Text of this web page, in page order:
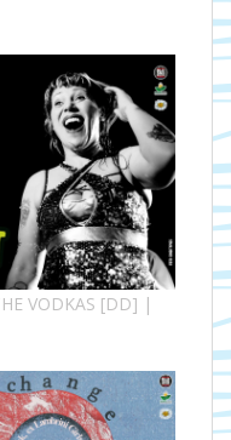
VODKAS [DD] |